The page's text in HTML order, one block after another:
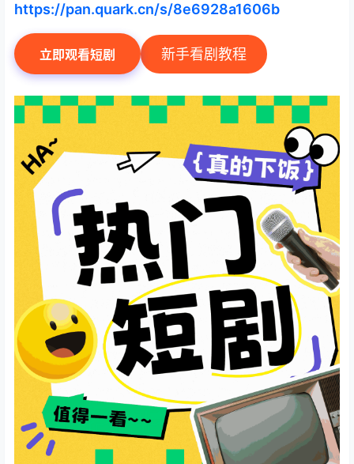
https://pan.quark.cn/s/8e6928a1606b
立即观看短剧 新手看剧教程